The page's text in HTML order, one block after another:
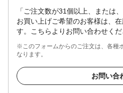
「ご注文数が31個以上、または
お買い上げご希望のお客様は、
す。こちらよりお問い合わせくだ
※このフォームからのご注文は、各種
なります。
お問い合